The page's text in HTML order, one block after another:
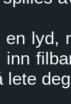
lyd,
inn
lete